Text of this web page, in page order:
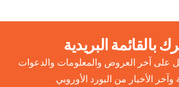
بالقائمة البريدية
على آخر العروض والمعلومات والدعوات
وآخر الأخبار من البورد الأوروبي